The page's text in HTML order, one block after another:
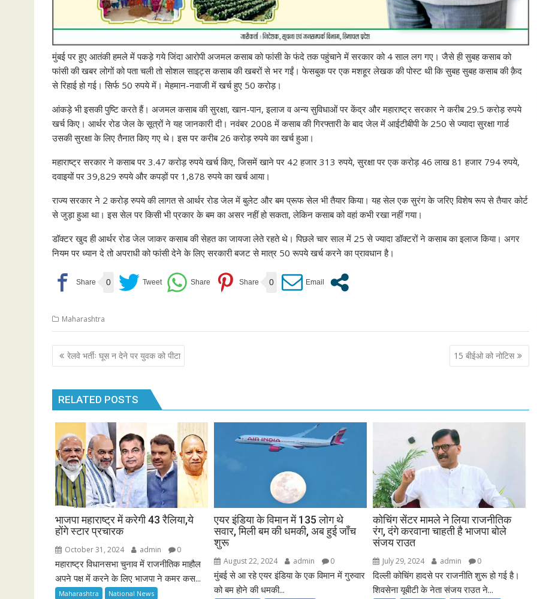
मुंबई पर हुए आतंकी हमले में पकड़े गये जिंदा आरोपी अजमल कसाब को फांसी के फंदे तक पहुंचाने में सरकार को 4 साल लग गए। जैसे ही सुबह कसाब को
फांसी की खबर लोगों को पता चली तो सोशल साइट्स कसाब की खबरों से भर गईं। फेसबुक पर एक मशहूर लेखक की पोस्ट थी कि सुबह सुबह कसाब की क़ैद
से रिहाई हो गई। सिर्फ 50 रुपये में। मेहमान-नवाजी में खर्च हुए 50 करोड़।
आंकड़े भी इसकी पुष्‍टि करते हैं। अजमल कसाब की सुरक्षा, खान-पान, इलाज व अन्य सुविधाओं पर केंद्र और महाराष्ट्र सरकार ने करीब 29.5 करोड़ रुपये
खर्च किए। आर्थर रोड जेल के सूत्रों ने यह जानकारी दी। नवंबर 2008 में कसाब की गिरफ्तारी के बाद जेल में आईटीबीपी के 250 से ज्यादा सुरक्षा गार्ड
उसकी सुरक्षा के लिए तैनात किए गए थे। इस पर करीब 26 करोड़ रुपये का खर्च हुआ।
महाराष्ट्र सरकार ने कसाब पर 3.47 करोड़ रुपये खर्च किए, जिसमें खाने पर 42 हजार 313 रुपये, सुरक्षा पर एक करोड़ 46 लाख 81 हजार 794 रुपये,
दवाइयों पर 39,829 रुपये और कपड़ों पर 1,878 रुपये का खर्च आया।
राज्य सरकार ने 2 करोड़ रुपये की लागत से आर्थर रोड जेल में बुलेट और बम प्रूफ सेल भी तैयार किया। यह सेल एक सुरंग के जरिए विशेष रूप से तैयार कोर्ट
से जुड़ा हुआ था। इस सेल पर किसी भी प्रकार के बम का असर नहीं हो सकता, लेकिन कसाब को वहां कभी रखा नहीं गया।
डॉक्टर खुद ही आर्थर रोड जेल जाकर कसाब की सेहत का जायजा लेते रहते थे। पिछले चार साल में 25 से ज्यादा डॉक्टरों ने कसाब का इलाज किया। अगर
नियम पर ध्‍यान दे तो अपराधी को फांसी देने के लिए सरकारी बजट से मात्र 50 रूपये खर्च करने का प्रावधान है।
0 0
Maharashtra
Post
navigation
रेलवे भर्तीः घूस न देने पर युवक को पीटा 15 बीईओ को नोटिस
RELATED POSTS
भाजपा महाराष्ट्र में करेगी 43 रैलिया,ये
होंगे स्टार प्रचारक
October 31, 2024 admin 0
महाराष्ट्र विधानसभा चुनाव में राजनीतिक माहौल
अपने पक्ष में करने के लिए भाजपा ने कमर कस...
Maharashtra National News
एयर इंडिया के विमान में 135 लोग थे
सवार, मिली बम की धमकी, अब हुई जाँच
शुरू
August 22, 2024 admin 0
मुंबई से आ रहे एयर इंडिया के एक विमान में गुरुवार
को बम होने की धमकी...
कोचिंग सेंटर मामले ने लिया राजनीतिक
रंग, दंगे करवाना चाहती है भाजपा बोले
संजय राउत
July 29, 2024 admin 0
दिल्ली कोचिंग हादसे पर राजनीति शुरू हो गई है।
शिवसेना यूबीटी के नेता संजय राउत ने...